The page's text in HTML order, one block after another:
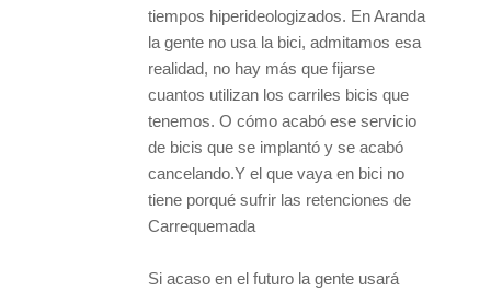
tiempos hiperideologizados. En Aranda
la gente no usa la bici, admitamos esa
realidad, no hay más que fijarse
cuantos utilizan los carriles bicis que
tenemos. O cómo acabó ese servicio
de bicis que se implantó y se acabó
cancelando.Y el que vaya en bici no
tiene porqué sufrir las retenciones de
Carrequemada
Si acaso en el futuro la gente usará